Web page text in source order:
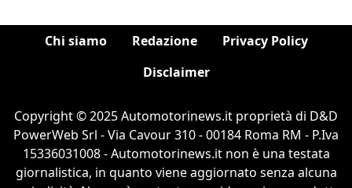
Chi siamo Redazione
Privacy Policy
Disclaimer
Copyright © 2025 Automotorinews.it proprietà di D&D
PowerWeb Srl - Via Cavour 310 - 00184 Roma RM - P.Iva
15336031008 - Automotorinews.it non è una testata
giornalistica, in quanto viene aggiornato senza alcuna